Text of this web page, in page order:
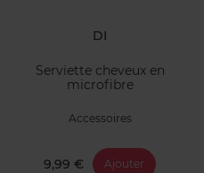
DI
Serviette cheveux en
microfibre
Accessoires
9,99 € Ajouter